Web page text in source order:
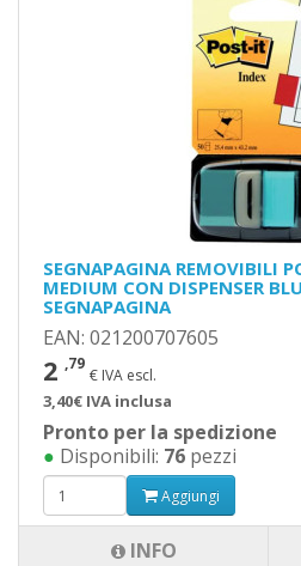
SEGNAPAGINA REMOVIBILI
MEDIUM CON DISPENSER
SEGNAPAGINA
EAN: 021200707605
2 ,79
€ IVA escl.
3,40€ IVA inclusa
Pronto per la spedizione
● Disponibili: 76 pezzi
Aggiungi
INFO